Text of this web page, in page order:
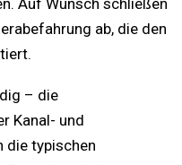
Auf Wunsch schließen
ab, die den
– die
Kanal- und
die typischen